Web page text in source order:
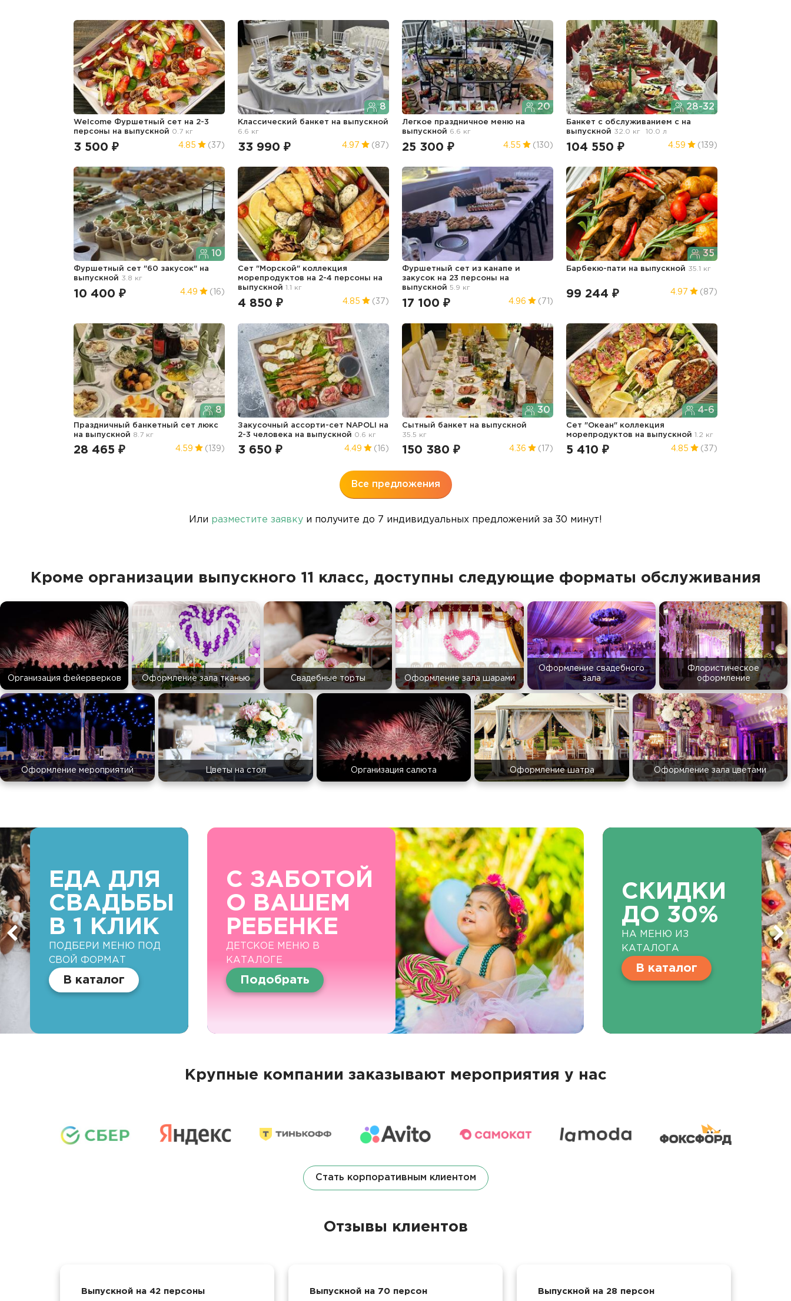
Welcome Фуршетный сет на 2-3
персоны на выпускной 0.7 кг
3 500 ₽ 4.85 (37)
8
Классический банкет на выпускной
6.6 кг
33 990 ₽ 4.97 (87)
20
Легкое праздничное меню на
выпускной 6.6 кг
25 300 ₽ 4.55 (130)
28-32
Банкет с обслуживанием с на
выпускной 32.0 кг 10.0 л
104 550 ₽ 4.59 (139)
10
Фуршетный сет "60 закусок"
на
выпускной
3.8 кг
10 400 ₽ 4.49 (16)
Сет "Морской" коллекция
морепродуктов на 2-4 персоны
на
выпускной
1.1 кг
4 850 ₽ 4.85 (37)
Фуршетный сет из канапе и
закусок на 23 персоны
на
выпускной
5.9 кг
17 100 ₽ 4.96 (71)
35
Барбекю-пати на выпускной 35.1 кг
99 244 ₽ 4.97 (87)
8
Праздничный банкетный сет люкс
на выпускной 8.7 кг
28 465 ₽ 4.59 (139)
Закусочный ассорти-сет NAPOLI на
2-3 человека на выпускной 0.6 кг
3 650 ₽ 4.49 (16)
30
Сытный банкет на выпускной
35.5 кг
150 380 ₽ 4.36 (17)
4-6
Сет "Океан" коллекция
морепродуктов на выпускной 1.2 кг
5 410 ₽ 4.85 (37)
Все предложения
Или разместите заявку и получите до 7 индивидуальных предложений за 30 минут!
Кроме организации выпускного 11 класс, доступны следующие форматы обслуживания
Организация фейерверков Оформление зала тканью Свадебные торты Оформление зала шарами
Оформление свадебного
зала
Флористическое
оформление
Оформление мероприятий Цветы на стол Организация салюта Оформление шатра Оформление зала цветами
ЕДА ДЛЯ
СВАДЬБЫ
В 1 КЛИК
ПОДБЕРИ МЕНЮ ПОД
СВОЙ ФОРМАТ
В каталог
С ЗАБОТОЙ
О ВАШЕМ
РЕБЕНКЕ
ДЕТСКОЕ МЕНЮ В
КАТАЛОГЕ
Подобрать
СКИДКИ
ДО 30%
НА МЕНЮ ИЗ
КАТАЛОГА
В каталог
Крупные компании заказывают мероприятия у нас
Стать корпоративным клиентом
Отзывы клиентов
Выпускной на 42 персоны Выпускной на 70 персон Выпускной на 28 персон